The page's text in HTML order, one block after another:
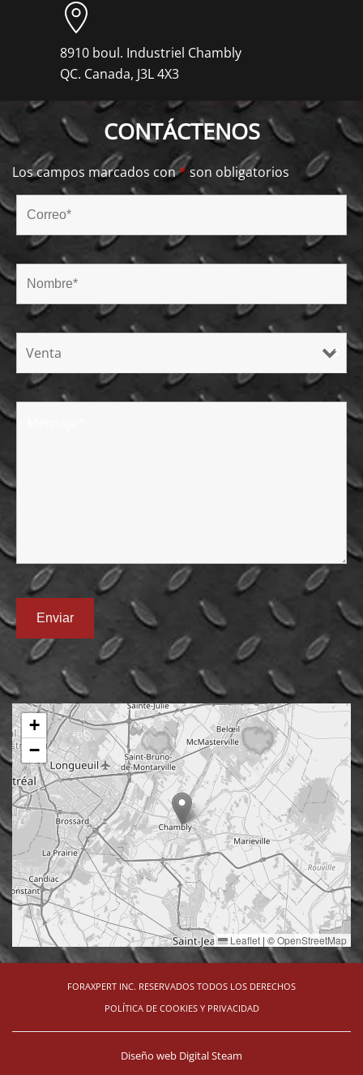
8910 boul. Industriel Chambly
QC. Canada, J3L 4X3
CONTÁCTENOS
Los campos marcados con*son obligatorios
+
−
Leaflet | ©OpenStreetMap
FORAXPERT INC. RESERVADOS TODOS LOS DERECHOS
POLÍTICA DE COOKIES Y PRIVACIDAD
Diseño web Digital Steam